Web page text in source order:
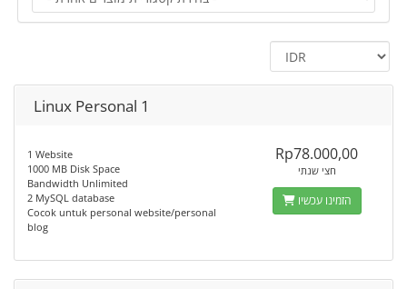
Linux Personal 1
1 Website
1000 MB Disk Space
Bandwidth Unlimited
2 MySQL database
Cocok untuk personal website/personal
blog
Rp78.000,00
חצי שנתי
הזמינו עכשיו